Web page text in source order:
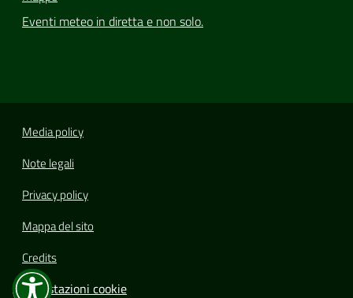
Eventi meteo in diretta e non solo.
Media policy
Note legali
Privacy policy
Mappa del sito
Credits
Impostazioni cookie